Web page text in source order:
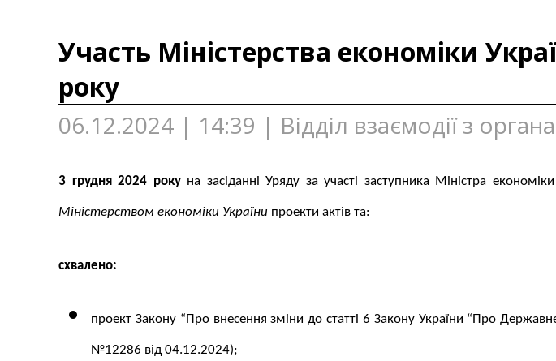
Участь Міністерства економіки
року
06.12.2024 | 14:39 | Відділ взаємодії з
3 грудня 2024 рокуна засіданні Уряду за участі заступника Міністра
Міністерством економіки України проекти актів та:
схвалено:
проект Закону “Про внесення зміни до статті 6 Закону України “Про
№12286 від 04.12.2024);